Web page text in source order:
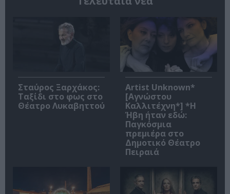
Σταύρος Ξαρχάκος:
Ταξίδι στο φως στο
Θέατρο Λυκαβηττού
Artist Unknown*
[Αγνώστου
Καλλιτέχνη*] *Η
Ήβη ήταν εδώ:
Παγκόσμια
πρεμιέρα στο
Δημοτικό Θέατρο
Πειραιά